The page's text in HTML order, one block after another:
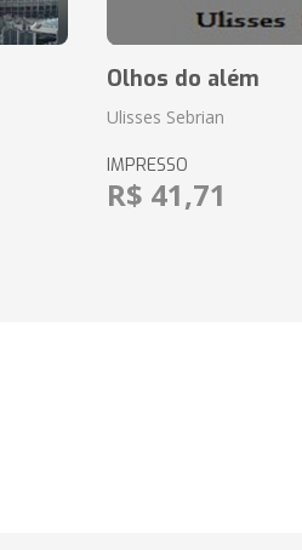
Olhos do além
Ulisses Sebrian
IMPRESSO
R$ 41,71